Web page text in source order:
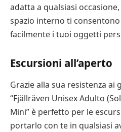
adatta a qualsiasi
spazio interno ti
facilmente i tuoi oggetti
Escursioni all’aperto
Grazie alla sua resistenza ai
“Fjällräven Unisex Adulto
Mini” è perfetto per le
portarlo con te in qualsiasi